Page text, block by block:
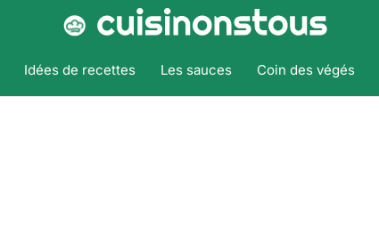
Idées de recettes Les sauces Coin des végés